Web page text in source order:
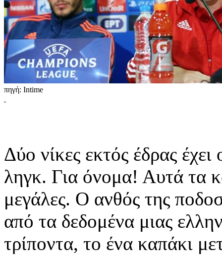
πηγή: Intime
Δύο νίκες εκτός έδρας
ληγκ. Για όνομα! Αυτά τα
μεγάλες. Ο ανθός της
από τα δεδομένα μιας
τρίποντα, το ένα καπάκι